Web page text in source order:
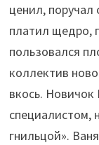
ценил, поручал
платил щедро,
пользовался
коллектив
вкось.
специалистом,
гнильцой».